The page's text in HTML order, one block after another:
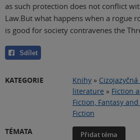
as such protection does not conflict
Law.But what happens when a rogue
is good for society contravenes the
Sdílet
KATEGORIE Knihy »
literature » Fiction
Fiction, Fantasy
Fiction
TÉMATA
Přidat téma